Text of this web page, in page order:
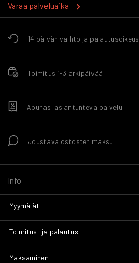
14 päivän vaihto ja palautusoikeus
Toimitus 1-3 arkipäivää
Apunasi asiantunteva palvelu
Joustava ostosten maksu
Info
Myymälät
Toimitus- ja palautus
Maksaminen
Varaa palveluaika